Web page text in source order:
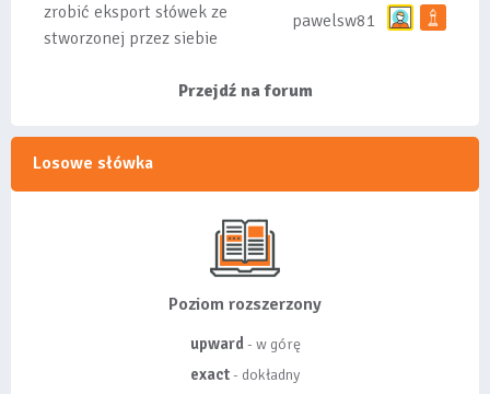
zrobić eksport słówek ze
stworzonej przez siebie
pawelsw81
Przejdź na forum
Losowe słówka
Poziom rozszerzony
upward- w górę
exact- dokładny